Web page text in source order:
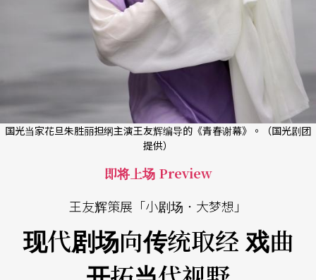
国光当家花旦朱胜丽担纲主演王友辉编导的《青春谢幕》。（国光剧团
提供）
即将上场 Preview
王友辉策展「小剧场．大梦想」
现代剧场向传统取经 戏曲